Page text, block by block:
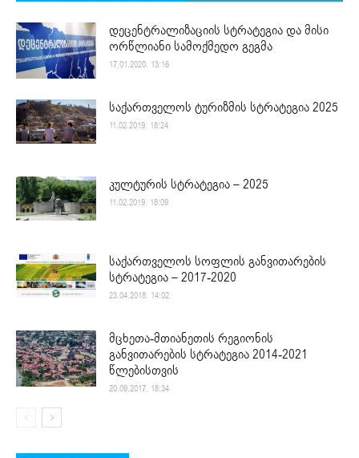
დეცენტრალიზაციის სტრატეგია და მისი
ორწლიანი სამოქმედო გეგმა
17.01.2020. 13:16
საქართველოს ტურიზმის სტრატეგია 2025
11.02.2019. 18:24
კულტურის სტრატეგია – 2025
11.02.2019. 18:09
საქართველოს სოფლის განვითარების
სტრატეგია – 2017-2020
23.04.2018. 14:02
მცხეთა-მთიანეთის რეგიონის
განვითარების სტრატეგია 2014-2021
წლებისთვის
20.09.2017. 18:34